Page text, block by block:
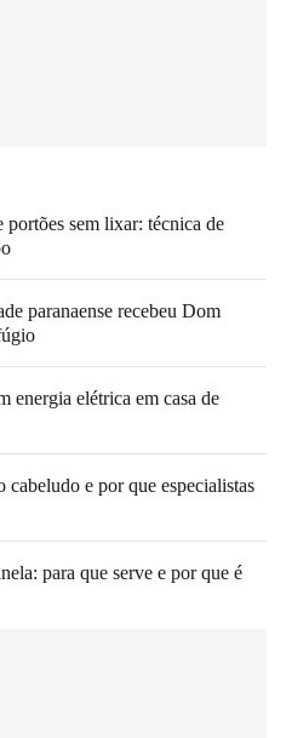
sem lixar: técnica de
paranaense recebeu Dom
energia elétrica em casa de
cabeludo e por que especialistas
para que serve e por que é